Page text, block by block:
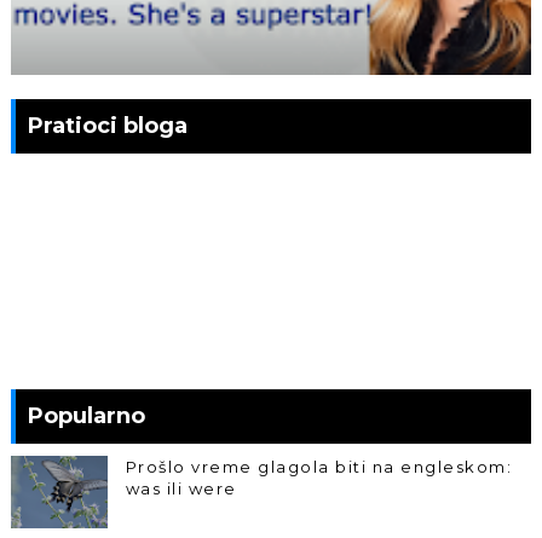
Pratioci bloga
Popularno
Prošlo vreme glagola biti na engleskom:
was ili were